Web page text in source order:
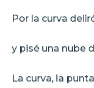
Por la curva
y pisé una nube
La curva, la